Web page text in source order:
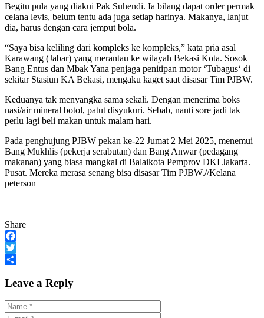
Begitu pula yang diakui Pak Suhendi. Ia bilang dapat order permak
celana levis, belum tentu ada juga setiap harinya. Makanya, lanjut
dia, harus dengan cara jemput bola.
“Saya bisa keliling dari kompleks ke kompleks,” kata pria asal
Karawang (Jabar) yang merantau ke wilayah Bekasi Kota. Sosok
Bang Entus dan Mbak Yana penjaga penitipan motor ‘Tubagus‘ di
sekitar Stasiun KA Bekasi, mengaku kaget saat disasar Tim PJBW.
Keduanya tak menyangka sama sekali. Dengan menerima boks
nasi/air mineral botol, patut disyukuri. Sebab, nanti sore jadi tak
perlu lagi beli makan untuk malam hari.
Pada penghujung PJBW pekan ke-22 Jumat 2 Mei 2025, menemui
Bang Mukhlis (pekerja serabutan) dan Bang Anwar (pedagang
makanan) yang biasa mangkal di Balaikota Pemprov DKI Jakarta.
Pusat. Mereka merasa senang bisa disasar Tim PJBW.//Kelana
peterson
Share
Facebook
Twitter
Leave a Reply